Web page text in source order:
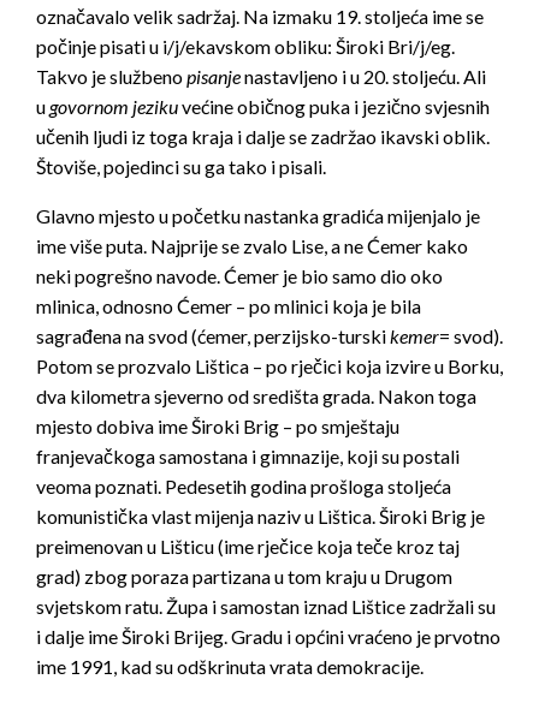
označavalo velik sadržaj. Na izmaku 19. stoljeća ime se
počinje pisati u i/j/ekavskom obliku: Široki Bri/j/eg.
Takvo je službenopisanjenastavljeno i u 20. stoljeću. Ali
ugovornom jezikuvećine običnog puka i jezično svjesnih
učenih ljudi iz toga kraja i dalje se zadržao ikavski oblik.
Štoviše, pojedinci su ga tako i pisali.
Glavno mjesto u početku nastanka gradića mijenjalo je
ime više puta. Najprije se zvalo Lise, a ne Ćemer kako
neki pogrešno navode. Ćemer je bio samo dio oko
mlinica, odnosno Ćemer – po mlinici koja je bila
sagrađena na svod (ćemer, perzijsko-turskikemer= svod).
Potom se prozvalo Lištica – po rječici koja izvire u Borku,
dva kilometra sjeverno od središta grada. Nakon toga
mjesto dobiva ime Široki Brig – po smještaju
franjevačkoga samostana i gimnazije, koji su postali
veoma poznati. Pedesetih godina prošloga stoljeća
komunistička vlast mijenja naziv u Lištica. Široki Brig je
preimenovan u Lišticu (ime rječice koja teče kroz taj
grad) zbog poraza partizana u tom kraju u Drugom
svjetskom ratu. Župa i samostan iznad Lištice zadržali su
i dalje ime Široki Brijeg. Gradu i općini vraćeno je prvotno
ime 1991, kad su odškrinuta vrata demokracije.